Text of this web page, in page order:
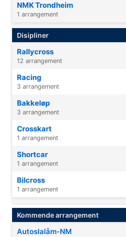
NMK Trondheim
1 arrangement
Disipliner
Rallycross
12 arrangement
Racing
3 arrangement
Bakkeløp
3 arrangement
Crosskart
1 arrangement
Shortcar
1 arrangement
Bilcross
1 arrangement
Kommende arrangement
Autoslalåm-NM